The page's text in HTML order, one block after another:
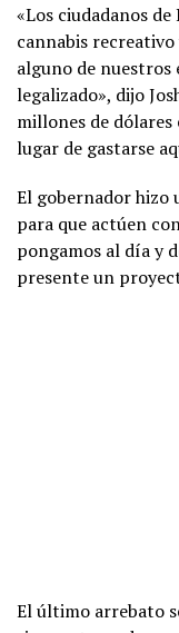
«Los ciudadanos
cannabis
alguno de nuestros
legalizado», dijo
millones de dólares
lugar de gastarse
El gobernador hizo
para que actúen
pongamos al día y
presente un
El último arrebato